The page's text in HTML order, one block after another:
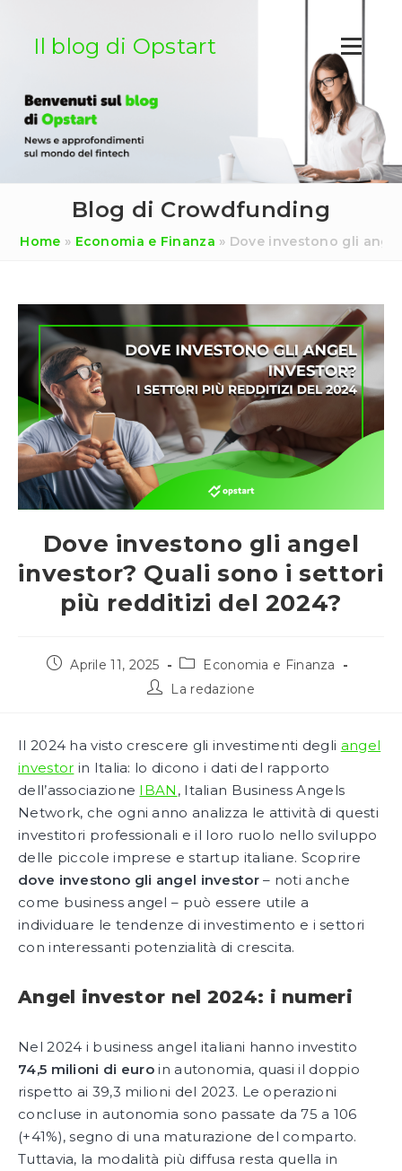
contenutoIl blog di Opstart
Blog di Crowdfunding
Home » Economia e Finanza » Dove investono gli
Dove investono gli angel
investor? Quali sono i settori
più redditizi del 2024?
ArticoloAprile 11, 2025
Categoria
dell'articolo:
Economia e Finanza
AutoreLa redazione
Il 2024 ha visto crescere gli investimenti degli angel
investor in Italia: lo dicono i dati del rapporto
dell’associazione IBAN , Italian Business Angels
Network, che ogni anno analizza le attività di questi
investitori professionali e il loro ruolo nello sviluppo
delle piccole imprese e startup italiane. Scoprire
dove investono gli angel investor– noti anche
come business angel – può essere utile a
individuare le tendenze di investimento e i settori
con interessanti potenzialità di crescita.
Angel investor nel 2024: i numeri
Nel 2024 i business angel italiani hanno investito
74,5 milioni di euro in autonomia, quasi il doppio
rispetto ai 39,3 milioni del 2023. Le operazioni
concluse in autonomia sono passate da 75 a 106
(+41%), segno di una maturazione del comparto.
Tuttavia, la modalità più diffusa resta quella in